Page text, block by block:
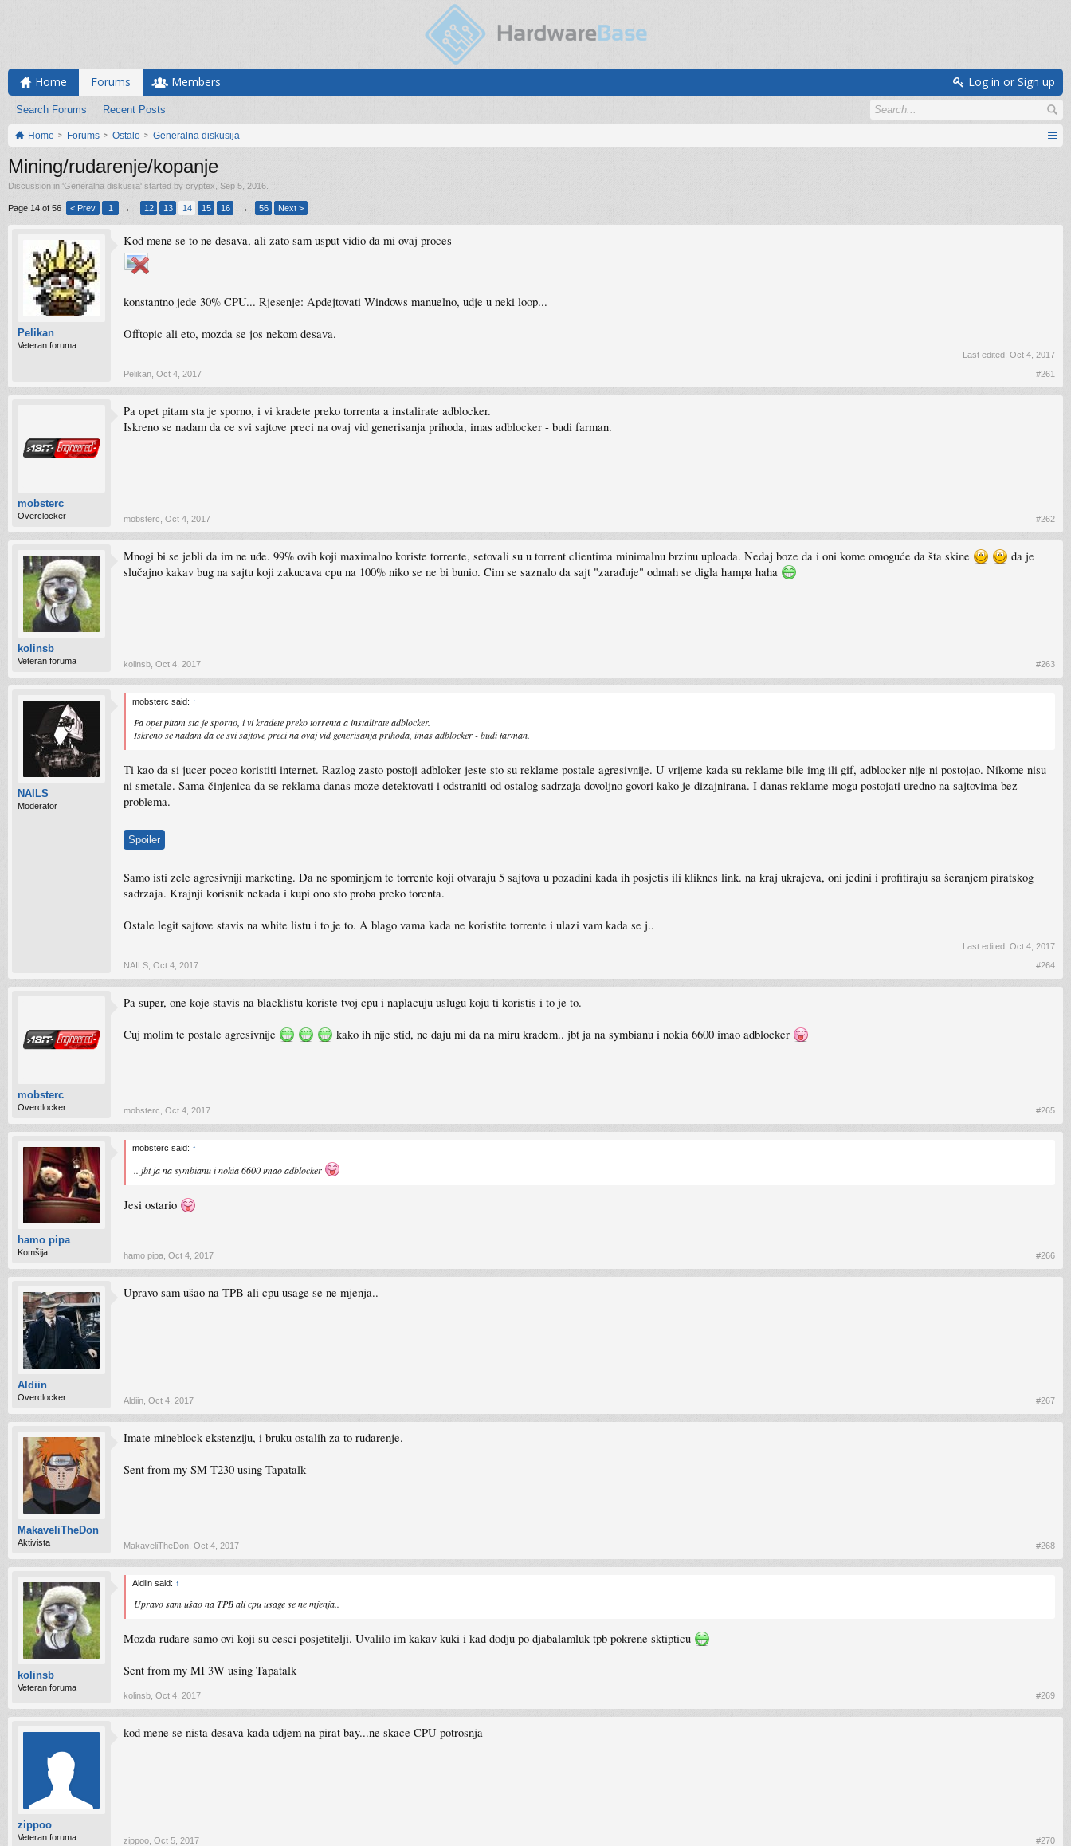
Home Forums
Search Forums Recent Posts
Members Log in or Sign up
Home Forums Ostalo Generalna diskusija
Mining/rudarenje/kopanje
Discussion in 'Generalna diskusija' started by cryptex Sep 5, 2016
Page 14 of 56 < Prev 1 ← 12 13 14 15 16 → 56 Next >
Pelikan
Veteran foruma
Kod mene se to ne desava, ali zato sam usput vidio da mi ovaj proces
konstantno jede 30% CPU... Rjesenje: Apdejtovati Windows manuelno, udje u neki loop...
Offtopic ali eto, mozda se jos nekom desava.
Last edited: Oct 4, 2017
Pelikan Oct 4, 2017 #261
mobsterc
Overclocker
Pa opet pitam sta je sporno, i vi kradete preko torrenta a instalirate adblocker.
Iskreno se nadam da ce svi sajtove preci na ovaj vid generisanja prihoda, imas adblocker - budi farman.
mobsterc Oct 4, 2017 #262
kolinsb
Veteran foruma
Mnogi bi se jebli da im ne uđe. 99% ovih koji maximalno koriste torrente, setovali su u torrent clientima minimalnu brzinu uploada. Nedaj boze da i oni kome omoguće da šta skine
da je
slučajno kakav bug na sajtu koji zakucava cpu na 100% niko se ne bi bunio. Cim se saznalo da sajt "zarađuje" odmah se digla hampa haha
kolinsb Oct 4, 2017 #263
NAILS
Moderator
mobsterc said: ↑
Pa opet pitam sta je sporno, i vi kradete preko torrenta a instalirate adblocker.
Iskreno se nadam da ce svi sajtove preci na ovaj vid generisanja prihoda, imas adblocker - budi farman.
Ti kao da si jucer poceo koristiti internet. Razlog zasto postoji adbloker jeste sto su reklame postale agresivnije. U vrijeme kada su reklame bile img ili gif, adblocker nije ni postojao. Nikome nisu
ni smetale. Sama činjenica da se reklama danas moze detektovati i odstraniti od ostalog sadrzaja dovoljno govori kako je dizajnirana. I danas reklame mogu postojati uredno na sajtovima bez
problema.
Spoiler
Samo isti zele agresivniji marketing. Da ne spominjem te torrente koji otvaraju 5 sajtova u pozadini kada ih posjetis ili kliknes link. na kraj ukrajeva, oni jedini i profitiraju sa šeranjem piratskog
sadrzaja. Krajnji korisnik nekada i kupi ono sto proba preko torenta.
Ostale legit sajtove stavis na white listu i to je to. A blago vama kada ne koristite torrente i ulazi vam kada se j..
Last edited: Oct 4, 2017
NAILS Oct 4, 2017 #264
mobsterc
Overclocker
Pa super, one koje stavis na blacklistu koriste tvoj cpu i naplacuju uslugu koju ti koristis i to je to.
Cuj molim te postale agresivnije kako ih nije stid, ne daju mi da na miru kradem.. jbt ja na symbianu i nokia 6600 imao adblocker
mobsterc Oct 4, 2017 #265
hamo pipa
Komšija
mobsterc said: ↑
.. jbt ja na symbianu i nokia 6600 imao adblocker
Jesi ostario
hamo pipa Oct 4, 2017 #266
Aldiin
Overclocker
Upravo sam ušao na TPB ali cpu usage se ne mjenja..
Aldiin Oct 4, 2017 #267
MakaveliTheDon
Aktivista
Imate mineblock ekstenziju, i bruku ostalih za to rudarenje.
Sent from my SM-T230 using Tapatalk
MakaveliTheDon Oct 4, 2017 #268
kolinsb
Veteran foruma
Aldiin said: ↑
Upravo sam ušao na TPB ali cpu usage se ne mjenja..
Mozda rudare samo ovi koji su cesci posjetitelji. Uvalilo im kakav kuki i kad dodju po djabalamluk tpb pokrene sktipticu
Sent from my MI 3W using Tapatalk
kolinsb Oct 4, 2017 #269
zippoo
Veteran foruma
kod mene se nista desava kada udjem na pirat bay...ne skace CPU potrosnja
zippoo Oct 5, 2017 #270